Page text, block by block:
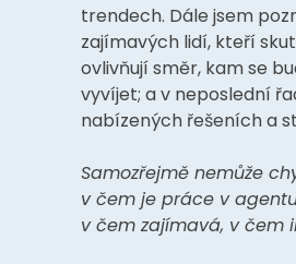
trendech. Dále jsem
zajímavých lidí, kteří
ovlivňují směr, kam se
vyvíjet; a v neposlední
nabízených řešeních a
Samozřejmě nemůže
v čem je práce v
v čem zajímavá, v čem